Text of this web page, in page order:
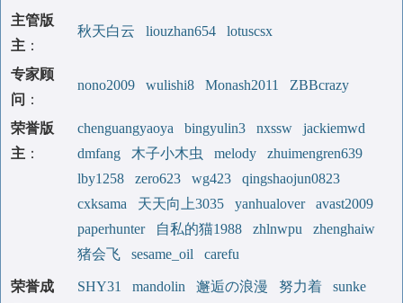
主管版
主 ：
秋天白云 liouzhan654 lotuscsx
专家顾
问 ：
nono2009 wulishi8 Monash2011 ZBBcrazy
荣誉版
主 ：
chenguangyaoya bingyulin3 nxssw
jackiemwd
dmfang
木子小木虫 melody
zhuimengren639
lby1258
zero623 wg423
qingshaojun0823
cxksama
天天向上3035 yanhualover
avast2009
paperhunter
自私的猫1988 zhlnwpu
zhenghaiw
猪会飞
sesame_oil carefu
荣誉成
SHY31 mandolin 邂逅の浪漫 努力着
sunke